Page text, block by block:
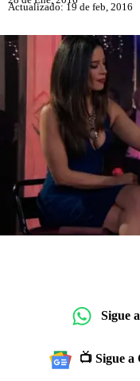
Actualizado: 19 de feb, 2016
Sigue
📺 Sigue a